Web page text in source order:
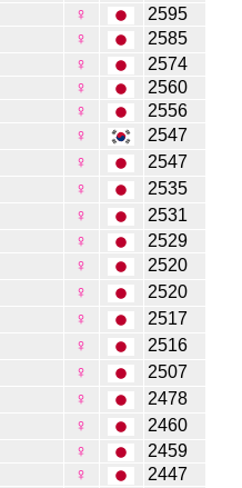
♀
2595
♀
2585
♀
2574
♀
2560
♀
2556
♀
2547
♀
2547
♀
2535
♀
2531
♀
2529
♀
2520
♀
2520
♀
2517
♀
2516
♀
2507
♀
2478
♀
2460
♀
2459
♀
2447